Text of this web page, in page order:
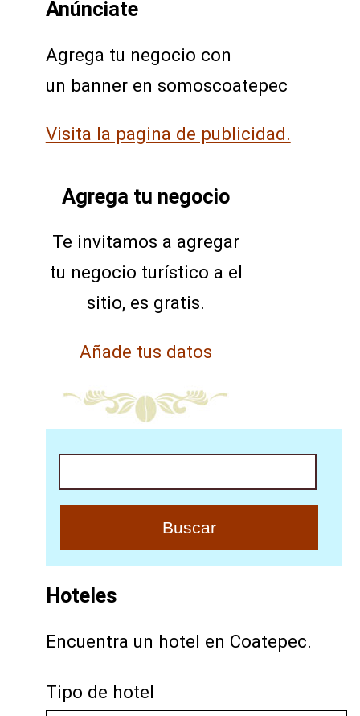
Anúnciate
Agrega tu negocio con
un banner en somoscoatepec
Visita la pagina de publicidad.
Agrega tu negocio
Te invitamos a agregar
tu negocio turístico a el
sitio, es gratis.
Añade tus datos
Buscar
Hoteles
Encuentra un hotel en Coatepec.
Tipo de hotel